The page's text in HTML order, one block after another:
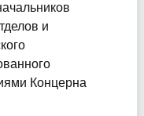
и
Концерна